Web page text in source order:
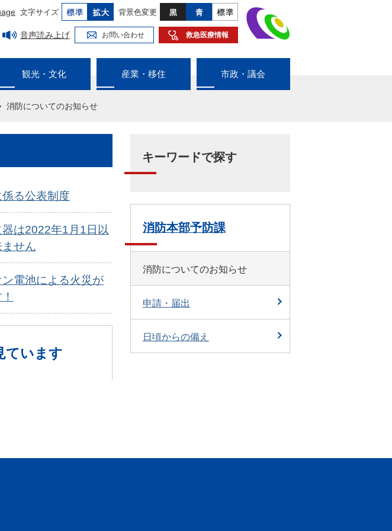
文字サイズ 背景色変更
音声読み上げ お問い合わせ 救急医療情報
観光・文化 産業・移住 市政・議会
消防についてのお知らせ
る公表制度
器は2022年1月1日以
せん
ン電池による火災が
ています
キーワードで探す
消防本部予防課
消防についてのお知らせ
申請・届出
日頃からの備え